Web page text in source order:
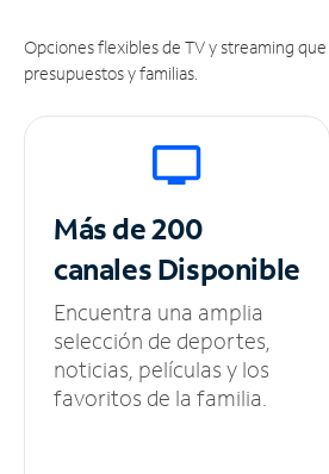
Opciones flexibles de TV y streaming
presupuestos y familias.
Más de 200
canalesDisponible
Encuentra una amplia
selección de deportes,
noticias, películas y los
favoritos de la familia.